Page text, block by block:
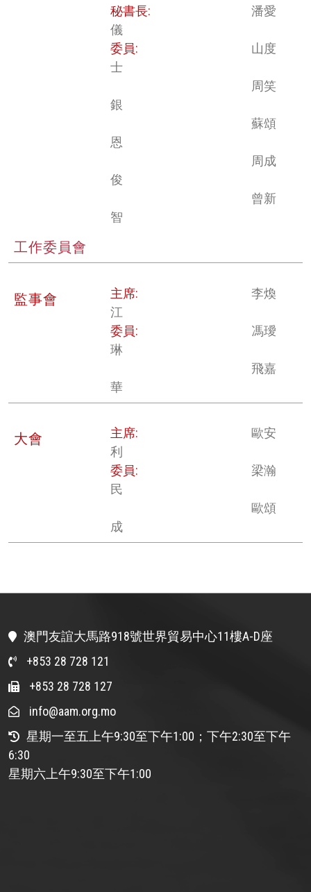
秘書長:
潘愛
儀
委員:
山度
士
周笑
銀
蘇頌
恩
周成
俊
曾新
智
工作委員會
監事會 主席:
李煥
江
委員:
馮璦
琳
飛嘉
華
大會 主席:
歐安
利
委員:
梁瀚
民
歐頌
成
澳門友誼大馬路918號世界貿易中心11樓A-D座
+853 28 728 121
+853 28 728 127
info@aam.org.mo
星期一至五上午9:30至下午1:00；下午2:30至下午
6:30
星期六上午9:30至下午1:00